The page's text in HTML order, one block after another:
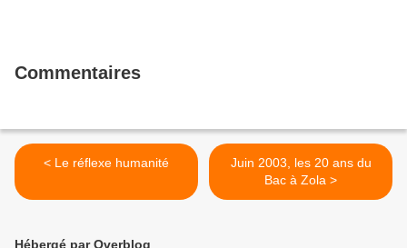
Commentaires
< Le réflexe humanité
Juin 2003, les 20 ans du
Bac à Zola >
Hébergé par Overblog